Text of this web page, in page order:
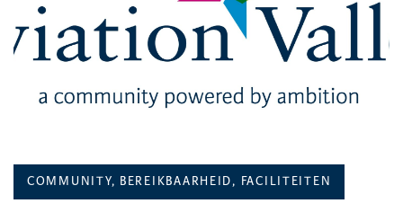
COMMUNITY, BEREIKBAARHEID, FACILITEITEN